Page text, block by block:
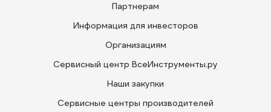
Партнерам
Информация для инвесторов
Организациям
Сервисный центр ВсеИнструменты.ру
Наши закупки
Сервисные центры производителей